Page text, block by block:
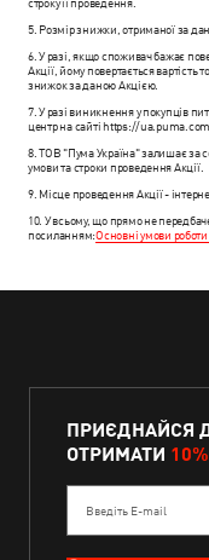
5. Розмір знижки, отриманої за
6. У разі, якщо споживач бажає
Акції, йому повертається вартість
знижок за даною Акцією.
7. У разі виникнення у покупців
центр на сайті https://ua.puma.com.
8. ТОВ "Пума Україна" залишає за
умови та строки проведення Акції.
9. Місце проведення Акції -
10. У всьому, що прямо не
посиланням:Основні умови
ПРИЄДНАЙСЯ
ОТРИМАТИ
Введіть E-mail